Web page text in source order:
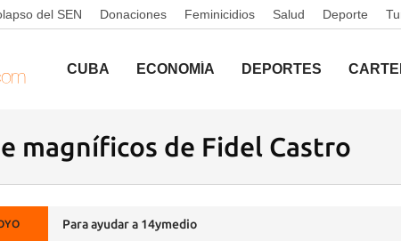
del SEN Donaciones Feminicidios Salud Deporte
CUBA ECONOMÍA DEPORTES
magníficos de Fidel Castro
Para ayudar a 14ymedio